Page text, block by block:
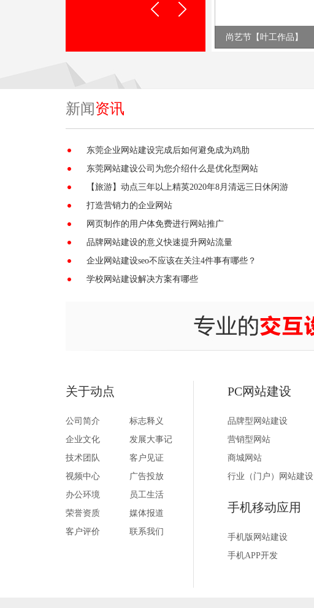
尚艺节【叶工作品】
新闻资讯
东莞企业网站建设完成后如何避免成为鸡肋
东莞网站建设公司为您介绍什么是优化型网站
【旅游】动点三年以上精英2020年8月清远三日休闲游
打造营销力的企业网站
网页制作的用户体免费进行网站推广
品牌网站建设的意义快速提升网站流量
企业网站建设seo不应该在关注4件事有哪些？
学校网站建设解决方案有哪些
关于动点
公司简介
标志释义
企业文化
发展大事记
技术团队
客户见证
视频中心
广告投放
办公环境
员工生活
荣誉资质
媒体报道
客户评价
联系我们
PC网站建设
品牌型网站建设
营销型网站
商城网站
行业（门户）网站建设
手机移动应用
手机版网站建设
手机APP开发